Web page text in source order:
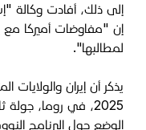
إلى ذلك، أفادت وكالة
إن "مفاوضات أميركا مع
لمطالبها".
2025، في روما،
الوضع حول البرنامج